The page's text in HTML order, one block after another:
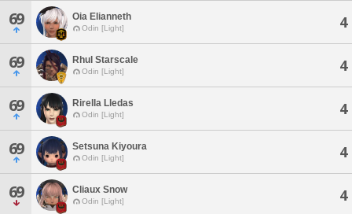
69 Oia Elianneth
Odin [Light] 4
69 Rhul Starscale
Odin [Light] 4
69 Rirella Lledas
Odin [Light] 4
69 Setsuna Kiyoura
Odin [Light] 4
69 Cliaux Snow
Odin [Light] 4